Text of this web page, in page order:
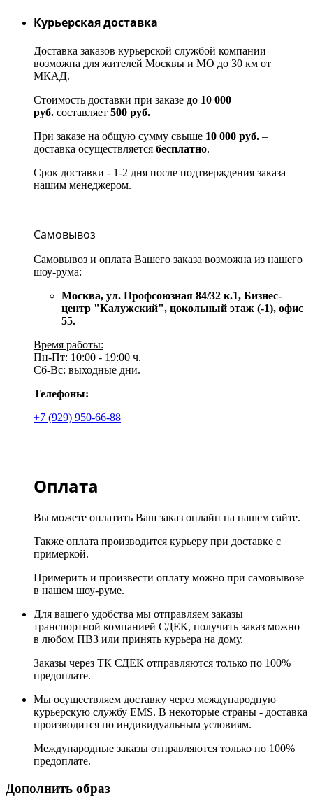
Курьерская доставка
Доставка заказов курьерской службой компании
возможна для жителей Москвы и МО до 30 км от
МКАД.
Стоимость доставки при заказе до 10 000
руб. составляет 500 руб.
При заказе на общую сумму свыше 10 000 руб. –
доставка осуществляется бесплатно.
Срок доставки - 1-2 дня после подтверждения заказа
нашим менеджером.
Самовывоз
Самовывоз и оплата Вашего заказа возможна из нашего
шоу-рума:
Москва, ул. Профсоюзная 84/32 к.1, Бизнес-
центр "Калужский", цокольный этаж (-1), офис
55.
Время работы:
Пн-Пт: 10:00 - 19:00 ч.
Сб-Вс: выходные дни.
Телефоны:
+7 (929) 950-66-88
Оплата
Вы можете оплатить Ваш заказ онлайн на нашем сайте.
Также оплата производится курьеру при доставке с
примеркой.
Примерить и произвести оплату можно при самовывозе
в нашем шоу-руме.
Для вашего удобства мы отправляем заказы
транспортной компанией СДЕК, получить заказ можно
в любом ПВЗ или принять курьера на дому.
Заказы через ТК СДЕК отправляются только по 100%
предоплате.
Мы осуществляем доставку через международную
курьерскую службу EMS. В некоторые страны - доставка
производится по индивидуальным условиям.
Международные заказы отправляются только по 100%
предоплате.
Дополнить образ